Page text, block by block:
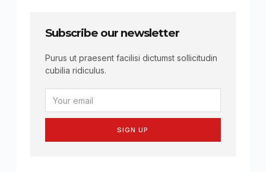
Subscribe our newsletter
Purus ut praesent facilisi dictumst sollicitudin
cubilia ridiculus.
SIGN UP